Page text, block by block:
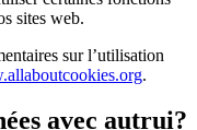
sites web.
sur l’utilisation
.
avec autrui?